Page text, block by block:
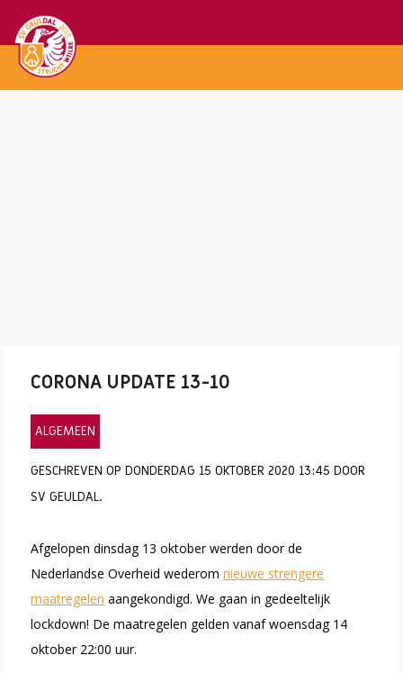
CORONA UPDATE 13-10
ALGEMEEN
GESCHREVEN OP DONDERDAG 15 OKTOBER 2020 13:45 DOOR
SV GEULDAL.
Afgelopen dinsdag 13 oktober werden door de
Nederlandse Overheid wederomnieuwe strengere
maatregelen aangekondigd. We gaan in gedeeltelijk
lockdown! De maatregelen gelden vanaf woensdag 14
oktober 22:00 uur.